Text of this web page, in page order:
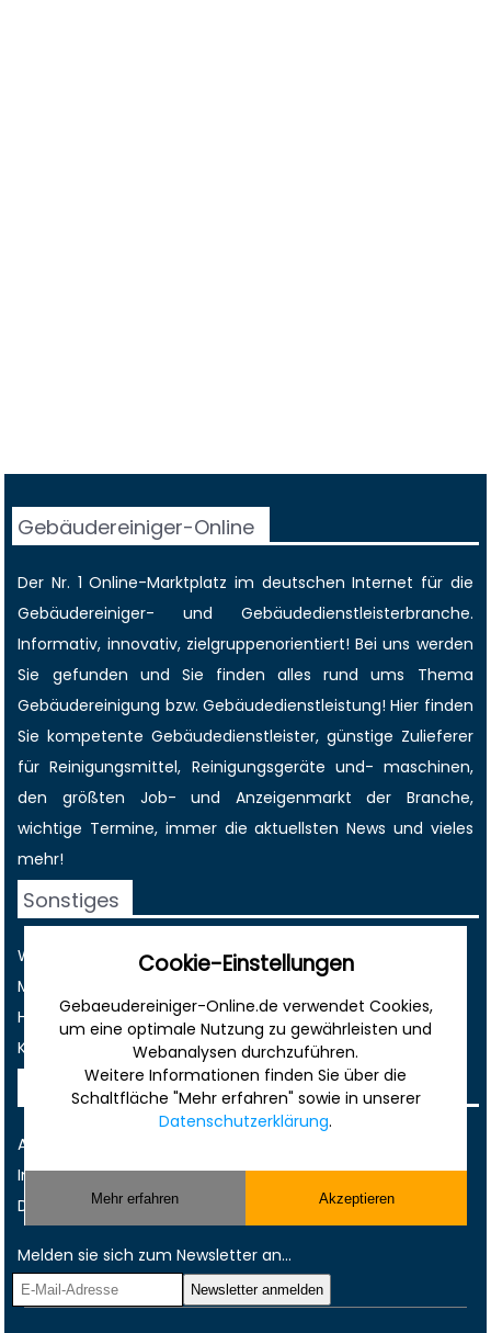
Gebäudereiniger-Online
Der Nr. 1 Online-Marktplatz im deutschen Internet für die
Gebäudereiniger- und Gebäudedienstleisterbranche.
Informativ, innovativ, zielgruppenorientiert! Bei uns werden
Sie gefunden und Sie finden alles rund ums Thema
Gebäudereinigung bzw. Gebäudedienstleistung! Hier finden
Sie kompetente Gebäudedienstleister, günstige Zulieferer
für Reinigungsmittel, Reinigungsgeräte und- maschinen,
den größten Job- und Anzeigenmarkt der Branche,
wichtige Termine, immer dieaktuellsten News und vieles
mehr!
Sonstiges
Werbung
Musterverträge und Vorlagen
Hilfe
Kontakt
Rechtliches
AGB
Impressum
Datenschutz
Melden sie sich zum Newsletter an...
Cookie-Einstellungen
Gebaeudereiniger-Online.de verwendet Cookies,
um eine optimale Nutzung zu gewährleisten und
Webanalysen durchzuführen.
Weitere Informationen finden Sie über die
Schaltfläche "Mehr erfahren" sowie in unserer
Datenschutzerklärung.
Mehr erfahren Akzeptieren